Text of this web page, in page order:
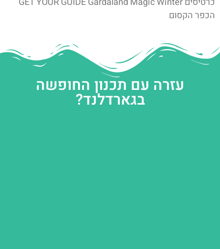
הכפר הקסום
עזרה עם תכנון החופשה
בגארדלנד?